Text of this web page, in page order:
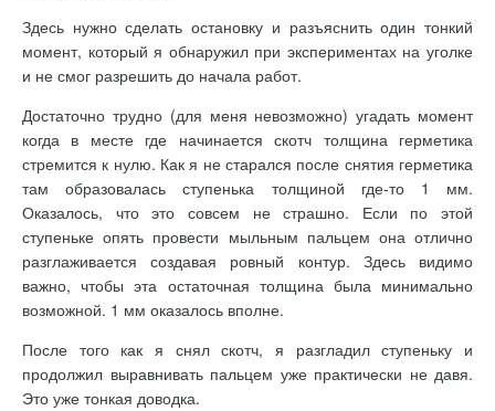
Здесь нужно сделать остановку и разъяснить один тонкий
момент, который я обнаружил при экспериментах на уголке
и не смог разрешить до начала работ.
Достаточно трудно (для меня невозможно) угадать момент
когда в месте где начинается скотч толщина герметика
стремится к нулю. Как я не старался после снятия герметика
там образовалась ступенька толщиной где-то 1 мм.
Оказалось, что это совсем не страшно. Если по этой
ступеньке опять провести мыльным пальцем она отлично
разглаживается создавая ровный контур. Здесь видимо
важно, чтобы эта остаточная толщина была минимально
возможной. 1 мм оказалось вполне.
После того как я снял скотч, я разгладил ступеньку и
продолжил выравнивать пальцем уже практически не давя.
Это уже тонкая доводка.